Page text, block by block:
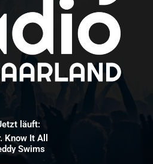
läuft:
Know It All
Swims